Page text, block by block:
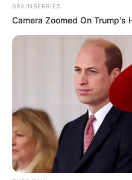
BRAINBERRIES
Camera Zoomed On Trump's